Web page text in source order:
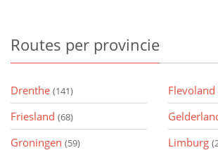
Routes per provincie
Drenthe (141) Flevoland
Friesland (68)
Groningen (59) Limburg